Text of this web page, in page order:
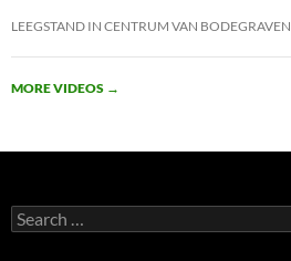
LEEGSTAND IN CENTRUM VAN BODEGRAVEN
MORE VIDEOS →
Search
for: